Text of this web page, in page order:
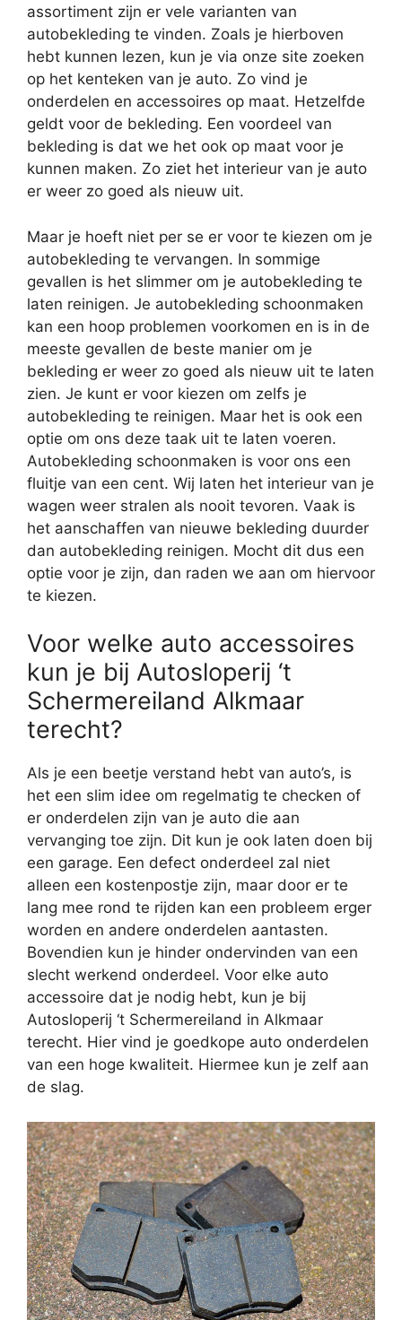
assortiment zijn er vele varianten van
autobekleding te vinden. Zoals je hierboven
hebt kunnen lezen, kun je via onze site zoeken
op het kenteken van je auto. Zo vind je
onderdelen en accessoires op maat. Hetzelfde
geldt voor de bekleding. Een voordeel van
bekleding is dat we het ook op maat voor je
kunnen maken. Zo ziet het interieur van je auto
er weer zo goed als nieuw uit.
Maar je hoeft niet per se er voor te kiezen om je
autobekleding te vervangen. In sommige
gevallen is het slimmer om je autobekleding te
laten reinigen. Je autobekleding schoonmaken
kan een hoop problemen voorkomen en is in de
meeste gevallen de beste manier om je
bekleding er weer zo goed als nieuw uit te laten
zien. Je kunt er voor kiezen om zelfs je
autobekleding te reinigen. Maar het is ook een
optie om ons deze taak uit te laten voeren.
Autobekleding schoonmaken is voor ons een
fluitje van een cent. Wij laten het interieur van je
wagen weer stralen als nooit tevoren. Vaak is
het aanschaffen van nieuwe bekleding duurder
dan autobekleding reinigen. Mocht dit dus een
optie voor je zijn, dan raden we aan om hiervoor
te kiezen.
Voor welke auto accessoires
kun je bij Autosloperij ‘t
Schermereiland Alkmaar
terecht?
Als je een beetje verstand hebt van auto’s, is
het een slim idee om regelmatig te checken of
er onderdelen zijn van je auto die aan
vervanging toe zijn. Dit kun je ook laten doen bij
een garage. Een defect onderdeel zal niet
alleen een kostenpostje zijn, maar door er te
lang mee rond te rijden kan een probleem erger
worden en andere onderdelen aantasten.
Bovendien kun je hinder ondervinden van een
slecht werkend onderdeel. Voor elke auto
accessoire dat je nodig hebt, kun je bij
Autosloperij ‘t Schermereiland in Alkmaar
terecht. Hier vind je goedkope auto onderdelen
van een hoge kwaliteit. Hiermee kun je zelf aan
de slag.